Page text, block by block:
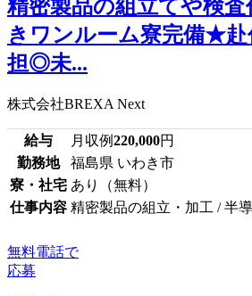
精密製品の組立てや検査
きワンルーム寮完備★赴
担◎未...
株式会社BREXA Next
給与 月収例220,000円
勤務地
福島県 いわき市
寮・社宅 あり（無料）
仕事内容 精密製品の組立・加工 / 半
無料電話で
応募